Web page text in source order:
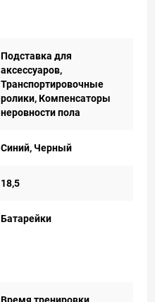
Подставка для
аксессуаров,
Транспортировочные
ролики, Компенсаторы
неровности пола
Синий, Черный
18,5
Батарейки